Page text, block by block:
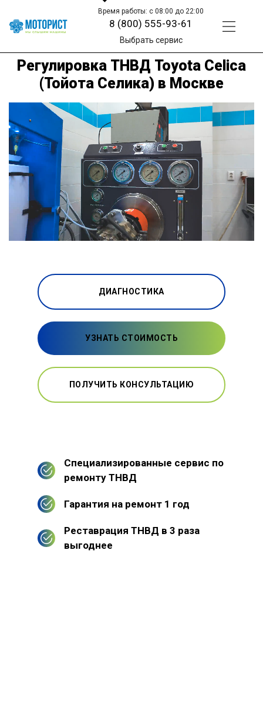
Время работы: с 08:00 до 22:00
8 (800) 555-93-61
Выбрать сервис
Регулировка ТНВД Toyota Celica
(Тойота Селика) в Москве
ДИАГНОСТИКА
УЗНАТЬ СТОИМОСТЬ
ПОЛУЧИТЬ КОНСУЛЬТАЦИЮ
Специализированные сервис по
ремонту ТНВД
Гарантия на ремонт 1 год
Реставрация ТНВД в 3 раза
выгоднее